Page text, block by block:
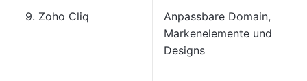
9. Zoho Cliq
Anpassbare Domain,
Markenelemente und
Designs